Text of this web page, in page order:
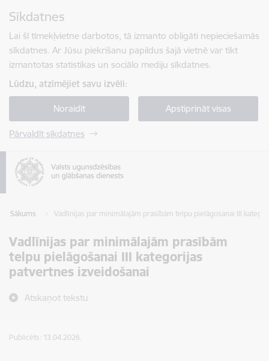
Sīkdatnes
Lai šī tīmekļvietne darbotos, tā izmanto obligāti nepieciešamās
sīkdatnes. Ar Jūsu piekrišanu papildus šajā vietnē var tikt
izmantotas statistikas un sociālo mediju sīkdatnes.
Lūdzu, atzīmējiet savu izvēli:
Noraidīt Apstiprināt visas
Pārvaldīt sīkdatnes
Sākums Vadlīnijas par minimālajām prasībām telpu pielāgošanai III
Vadlīnijas par minimālajām prasībām
telpu pielāgošanai III kategorijas
patvertnes izveidošanai
Atskaņot tekstu
Publicēts: 13.04.2026.